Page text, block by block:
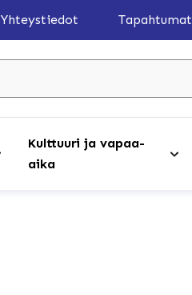
Yhteystiedot Tapahtumat
Kulttuuri ja vapaa-
aika